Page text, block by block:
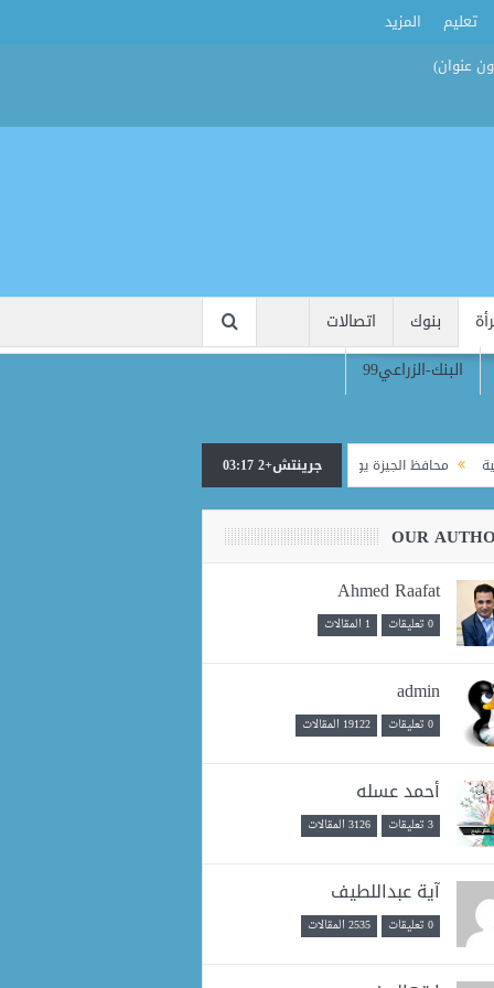
تعليم المزيد
بنوك
اتصالات
البنك-الزراعي99
محافظ الجيزة يودّع رئيس الوحدة المحلية بناهيا ويوجه برعاية أسرته بعد وفاته أثناء
جرينتش+2 03:17
OUR
Ahmed Raafat
0 تعليقات 1 المقالات
admin
0 تعليقات 19122 المقالات
أحمد عسله
3 تعليقات 3126 المقالات
آية عبداللطيف
0 تعليقات 2535 المقالات